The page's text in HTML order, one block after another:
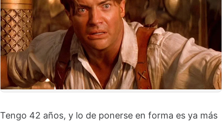
Tengo 42 años, y lo de ponerse en forma es ya más